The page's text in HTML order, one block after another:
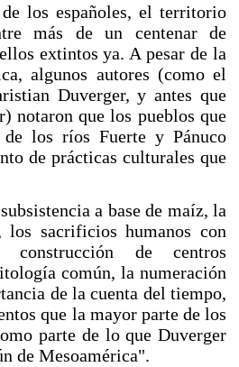
los españoles, el territorio
más de un centenar de
extintos ya. A pesar de la
algunos autores (como el
Duverger, y antes que
) notaron que los pueblos que
los ríos Fuerte y Pánuco
de prácticas culturales que
a base de maíz, la
los sacrificios humanos con
de centros
común, la numeración
de la cuenta del tiempo,
que la mayor parte de los
parte de lo que Duverger
de Mesoamérica".